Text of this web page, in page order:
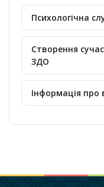
Психологічна
Створення
ЗДО
Інформація про